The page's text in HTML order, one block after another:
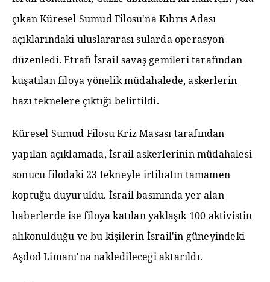
çıkan Küresel Sumud Filosu'na Kıbrıs Adası
açıklarındaki uluslararası sularda operasyon
düzenledi. Etrafı İsrail savaş gemileri tarafından
kuşatılan filoya yönelik müdahalede, askerlerin
bazı teknelere çıktığı belirtildi.
Küresel Sumud Filosu Kriz Masası tarafından
yapılan açıklamada, İsrail askerlerinin müdahalesi
sonucu filodaki 23 tekneyle irtibatın tamamen
koptuğu duyuruldu. İsrail basınında yer alan
haberlerde ise filoya katılan yaklaşık 100 aktivistin
alıkonulduğu ve bu kişilerin İsrail'in güneyindeki
Aşdod Limanı'na nakledileceği aktarıldı.